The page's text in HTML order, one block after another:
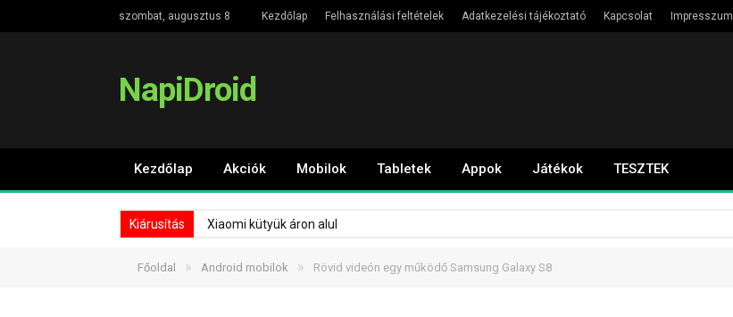
szombat, augusztus 8 Kezdőlap Felhasználási feltételek Adatkezelési tájékoztató Kapcsolat Impresszum
NapiDroid
Kezdőlap Akciók Mobilok Tabletek Appok Játékok TESZTEK
Kiárusítás Xiaomi kütyük áron alul
Főoldal » Android mobilok » Rövid videón egy működő Samsung Galaxy S8